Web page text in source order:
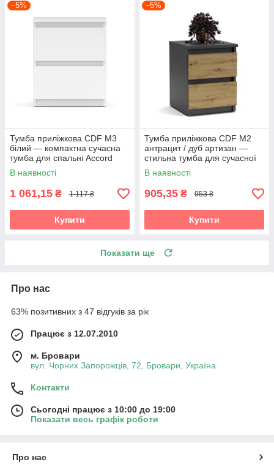
–5%
Тумба приліжкова CDF M3
білий — компактна сучасна
тумба для спальні Accord
В наявності
1 061,15 ₴ 1 117 ₴
Купити
–5%
Тумба приліжкова CDF M2
антрацит / дуб артизан —
стильна тумба для сучасної
спальні Accord
В наявності
905,35 ₴ 953 ₴
Купити
Показати ще
Про нас
63% позитивних з 47 відгуків за рік
Працює з 12.07.2010
м. Бровари
вул. Чорних Запорожців, 72, Бровари, Україна
Контакти
Сьогодні працює з 10:00 до 19:00
Показати весь графік роботи
Про нас